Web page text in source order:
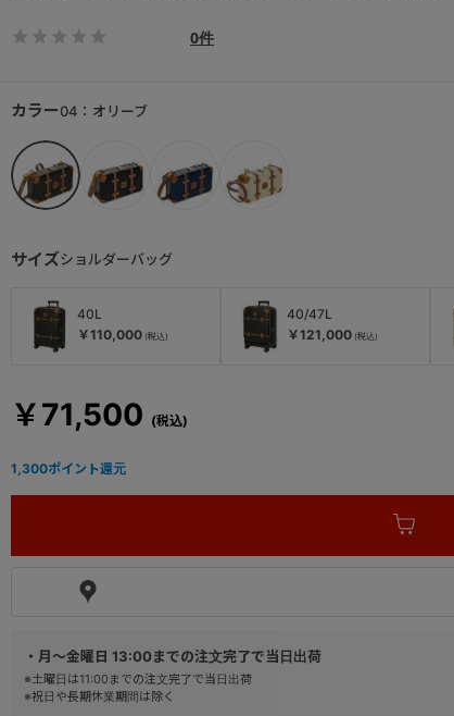
0件
・月～金曜日 13:00までの注文完了で当日出荷
※土曜日は11:00までの注文完了で当日出荷
※祝日や長期休業期間は除く
￥71,500
サイズショルダーバッグ
40L
￥110,000
40/47L
￥121,000
カラー04：オリーブ
1,300ポイント還元